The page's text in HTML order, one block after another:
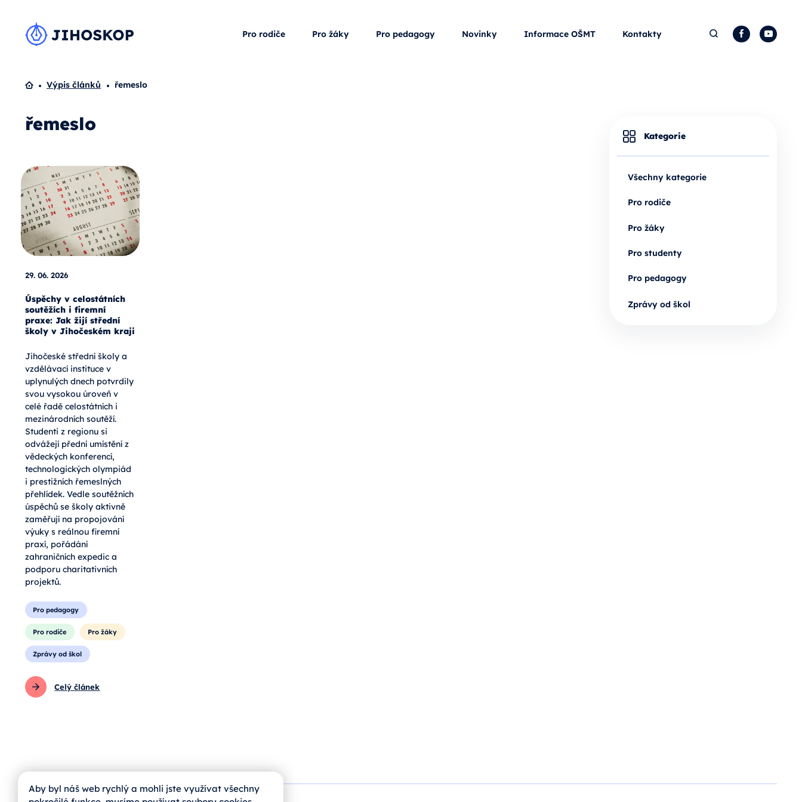
Pro rodiče Pro žáky Pro pedagogy Novinky Informace OŠMT Kontakty Hledat Facebook
Domů
Výpis článků řemeslo
řemeslo
29. 06. 2026
Úspěchy v celostátních
soutěžích i firemní
praxe: Jak žijí střední
školy v Jihočeském kraji
Jihočeské střední školy a
vzdělávací instituce v
uplynulých dnech potvrdily
svou vysokou úroveň v
celé řadě celostátních i
mezinárodních soutěží.
Studenti z regionu si
odvážejí přední umístění z
vědeckých konferencí,
technologických olympiád
i prestižních řemeslných
přehlídek. Vedle soutěžních
úspěchů se školy aktivně
zaměřují na propojování
výuky s reálnou firemní
praxí, pořádání
zahraničních expedic a
podporu charitativních
projektů.
Pro pedagogy
Pro rodiče Pro žáky
Zprávy od škol
Celý článek
Kategorie
Všechny kategorie
Pro rodiče
Pro žáky
Pro studenty
Pro pedagogy
Zprávy od škol
Aby byl náš web rychlý a mohli jste využívat všechny